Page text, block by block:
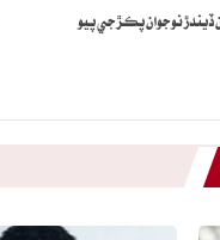
ڏيندڙ نوجوان پڪڙجي پيو